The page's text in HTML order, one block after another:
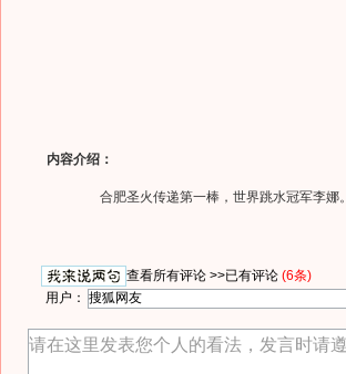
内容介绍：
合肥圣火传递第一棒，世界跳水冠军李娜。
查看所有评论 >>已有评论 (6条)
用户：